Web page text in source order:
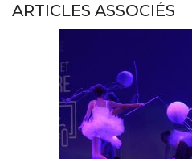
ARTICLES ASSOCIÉS